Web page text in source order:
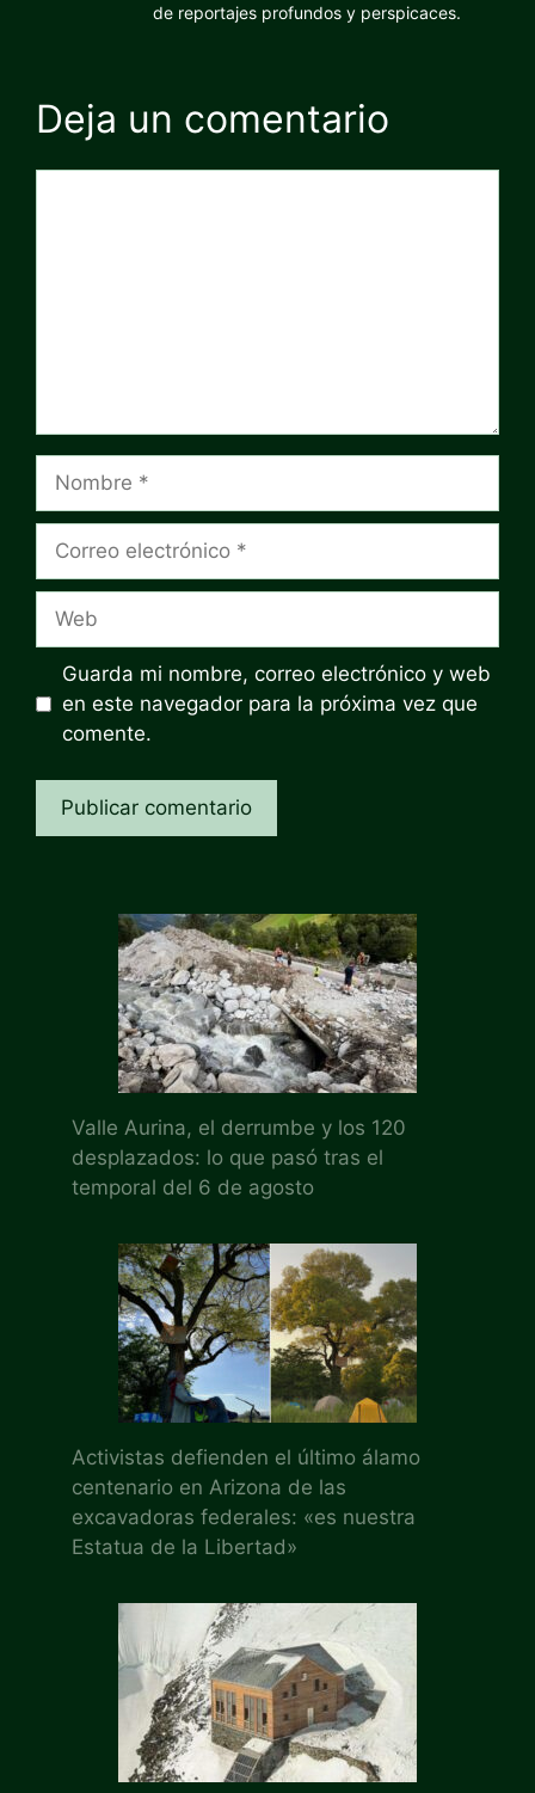
de reportajes profundos y perspicaces.
Deja un comentario
Nombre
Correo
Web
Guarda mi nombre, correo electrónico y web
en este navegador para la próxima vez que
comente.
Valle Aurina, el derrumbe y los 120
desplazados: lo que pasó tras el
temporal del 6 de agosto
Activistas defienden el último álamo
centenario en Arizona de las
excavadoras federales: «es nuestra
Estatua de la Libertad»